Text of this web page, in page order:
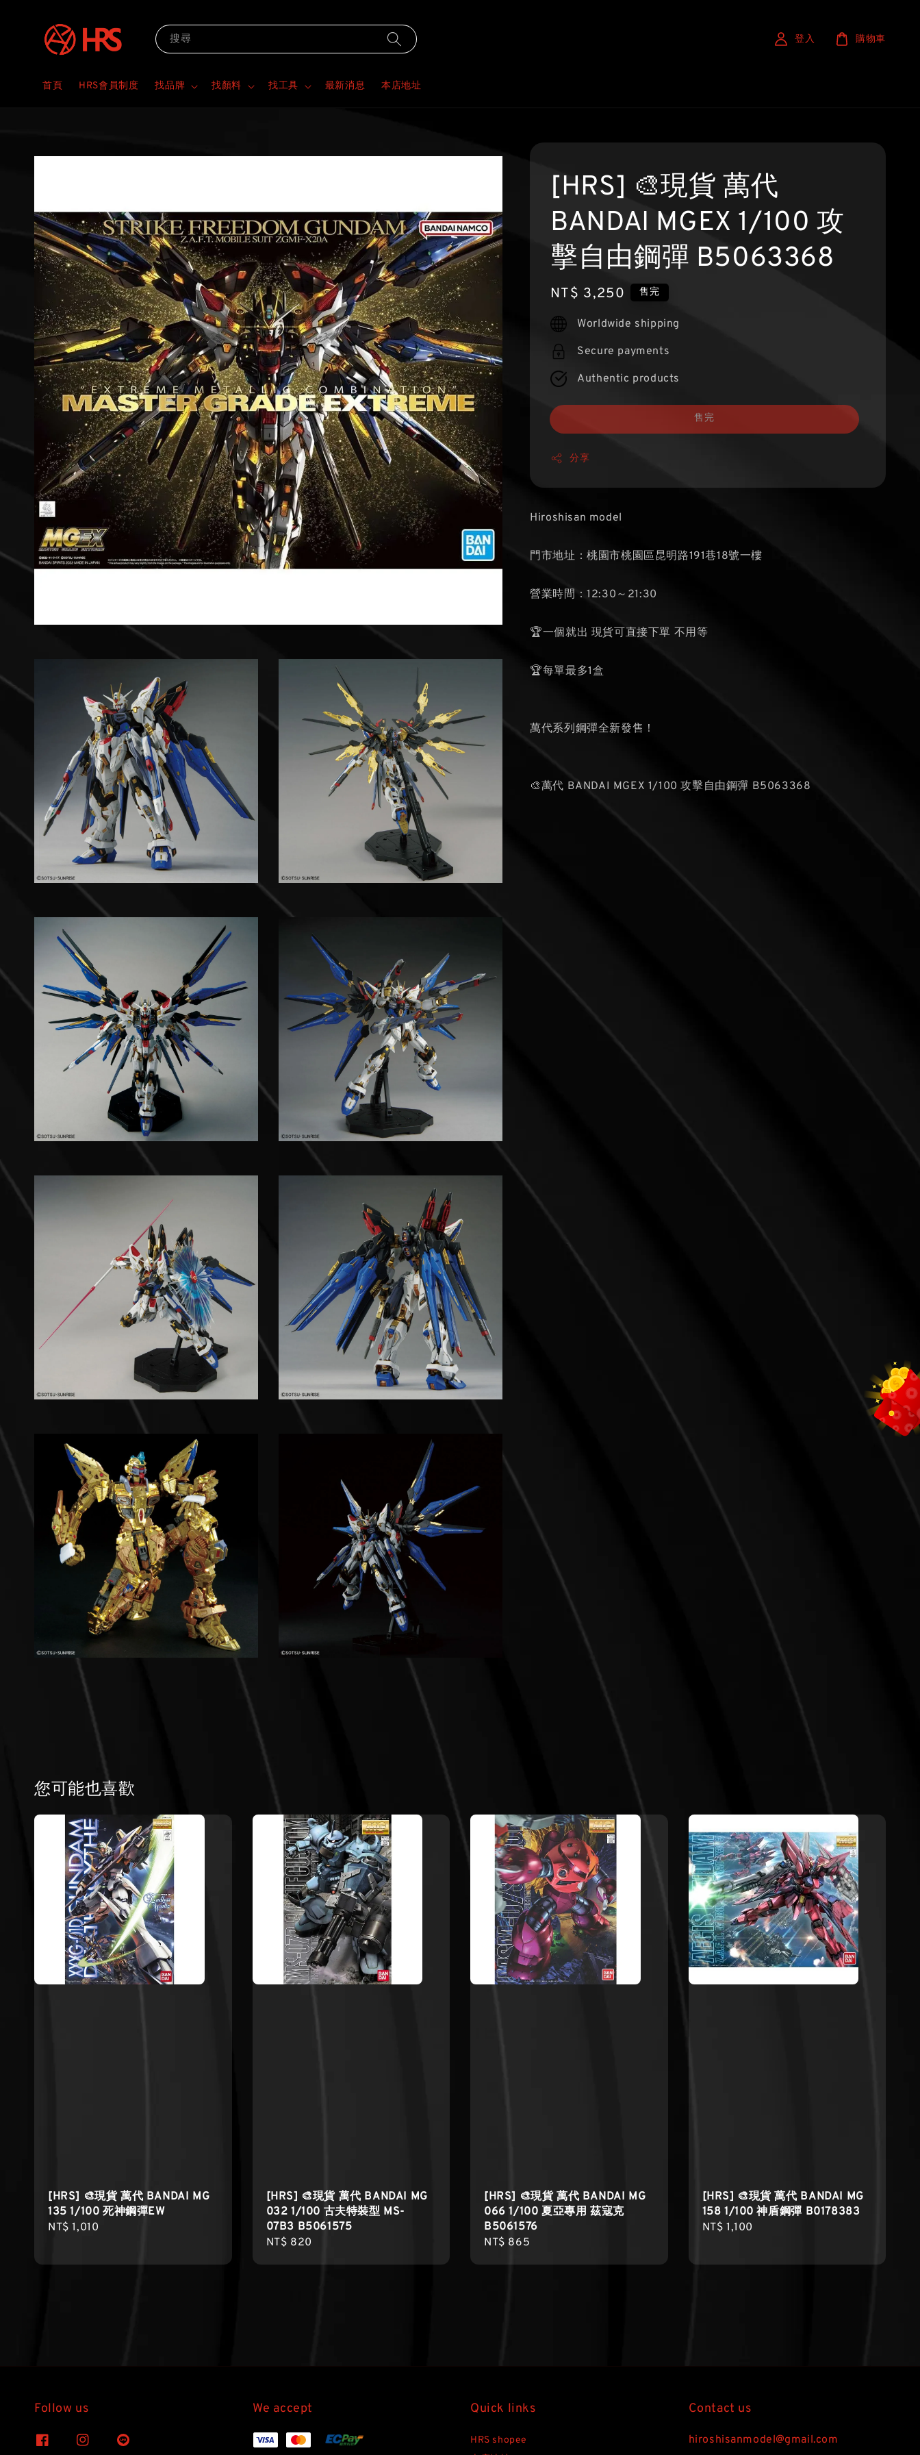
搜尋
首頁 HRS會員制度 找品牌 找顏料 找工具 最新消息 本店地址
登入 購物車
[HRS] 🎨現貨 萬代
BANDAI MGEX 1/100 攻
擊自由鋼彈 B5063368
Regular
price
NT$ 3,250 售完
Worldwide shipping
Secure payments
Authentic products
售完
分享
Hiroshisan model
門市地址：桃園市桃園區昆明路191巷18號一樓
營業時間：12:30～21:30
🏆一個就出 現貨可直接下單 不用等
🏆每單最多1盒
萬代系列鋼彈全新發售！
🎨萬代 BANDAI MGEX 1/100 攻擊自由鋼彈 B5063368
您可能也喜歡
[HRS] 🎨現貨 萬代 BANDAI MG
135 1/100 死神鋼彈EW
Regular
NT$ 1,010
[HRS] 🎨現貨 萬代 BANDAI MG
032 1/100 古夫特裝型 MS-
07B3 B5061575
Regular
NT$ 820
[HRS] 🎨現貨 萬代 BANDAI MG
066 1/100 夏亞專用 茲寇克
B5061576
Regular
NT$ 865
[HRS] 🎨現貨 萬代 BANDAI MG
158 1/100 神盾鋼彈 B0178383
Regular
NT$ 1,100
Follow us We accept Quick links
HRS shopee
Contact us
hiroshisanmodel@gmail.com